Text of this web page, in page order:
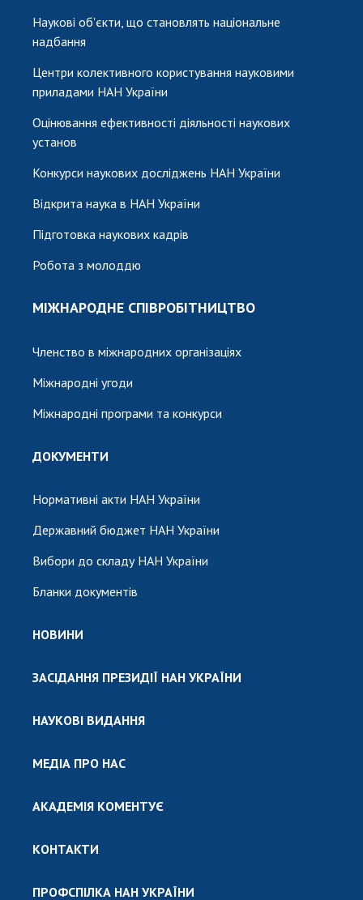
Наукові об'єкти, що становлять національне
надбання
Центри колективного користування науковими
приладами НАН України
Оцінювання ефективності діяльності наукових
установ
Конкурси наукових досліджень НАН України
Відкрита наука в НАН України
Підготовка наукових кадрів
Робота з молоддю
МІЖНАРОДНЕ СПІВРОБІТНИЦТВО
Членство в міжнародних організаціях
Міжнародні угоди
Міжнародні програми та конкурси
ДОКУМЕНТИ
Нормативні акти НАН України
Державний бюджет НАН України
Вибори до складу НАН України
Бланки документів
НОВИНИ
ЗАСІДАННЯ ПРЕЗИДІЇ НАН УКРАЇНИ
НАУКОВІ ВИДАННЯ
МЕДІА ПРО НАС
АКАДЕМІЯ КОМЕНТУЄ
КОНТАКТИ
ПРОФСПІЛКА НАН УКРАЇНИ